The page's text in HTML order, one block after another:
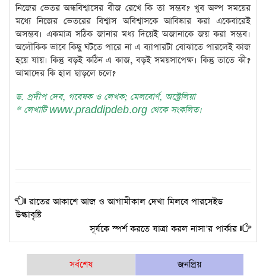
নিজের ভেতর অন্ধবিশ্বাসের বীজ রেখে কি তা সম্ভব? খুব অল্প সময়ের
মধ্যে নিজের ভেতরের বিশ্বাস অবিশ্বাসকে আবিষ্কার করা একেবারেই
অসম্ভব। একমাত্র সঠিক জানার মধ্য দিয়েই অজানাকে জয় করা সম্ভব।
অলৌকিক ভাবে কিছু ঘটতে পারে না এ ব্যাপারটা বোঝাতে পারলেই কাজ
হয়ে যায়। কিন্তু বড়ই কঠিন এ কাজ, বড়ই সময়সাপেক্ষ। কিন্তু তাতে কী?
আমাদের কি হাল ছাড়লে চলে?
ড. প্রদীপ দেব, গবেষক ও লেখক; মেলবোর্ণ, অস্ট্রেলিয়া
* লেখাটি www.praddipdeb.org থেকে সংকলিত।
রাতের আকাশে আজ ও আগামীকাল দেখা মিলবে পারসেইড
উল্কাবৃষ্টি
সূর্যকে স্পর্শ করতে যাত্রা করল নাসা’র পার্কার
সর্বশেষ জনপ্রিয়